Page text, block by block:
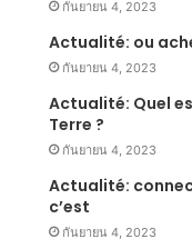
กันยายน 4, 2023
Actualité: ou
กันยายน 4, 2023
Actualité: Quel
Terre ?
กันยายน 4, 2023
Actualité:
c’est
กันยายน 4, 2023